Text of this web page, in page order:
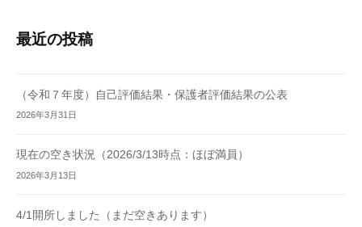
最近の投稿
（令和７年度）自己評価結果・保護者評価結果の公表
2026年3月31日
現在の空き状況（2026/3/13時点：ほぼ満員）
2026年3月13日
4/1開所しました（まだ空きあります）